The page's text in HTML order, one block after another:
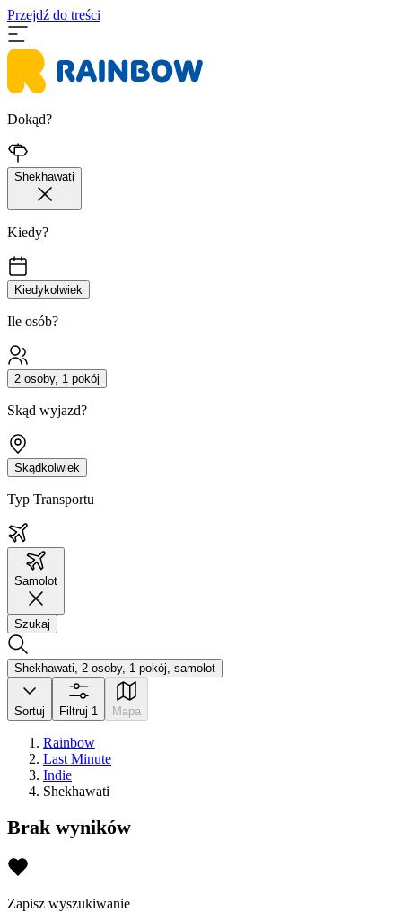
Przejdź do treści
Dokąd?
Shekhawati
Kiedy?
Kiedykolwiek
Ile osób?
2 osoby, 1 pokój
Skąd wyjazd?
Skądkolwiek
Typ Transportu
Samolot
Szukaj
Shekhawati, 2 osoby, 1 pokój, samolot
Sortuj Filtruj 1 Mapa
Rainbow
Last Minute
Indie
Shekhawati
Brak wyników
Zapisz wyszukiwanie